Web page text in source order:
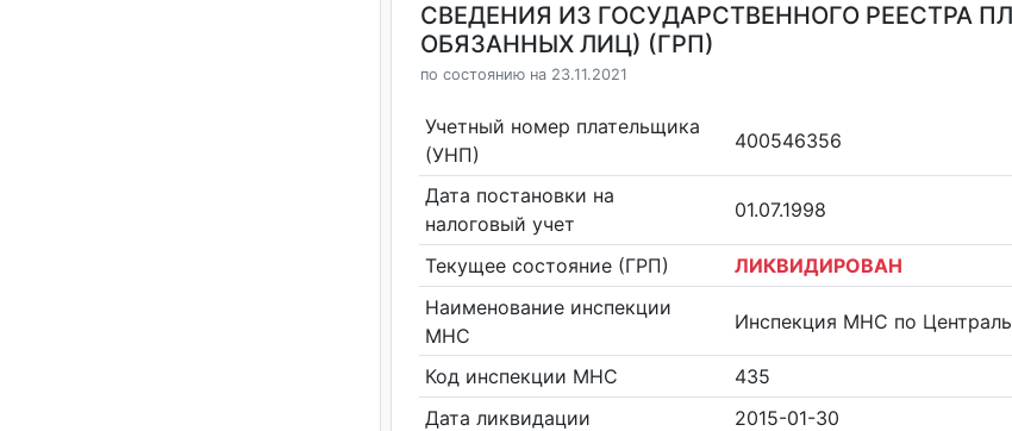
СВЕДЕНИЯ ИЗ ГОСУДАРСТВЕННОГО РЕЕСТРА
ОБЯЗАННЫХ ЛИЦ) (ГРП)
по состоянию на 23.11.2021
Учетный номер плательщика
(УНП)
400546356
Дата постановки на
налоговый учет
01.07.1998
Текущее состояние (ГРП)
ЛИКВИДИРОВАН
Наименование инспекции
МНС
Инспекция МНС по
Код инспекции МНС
435
Дата ликвидации
2015-01-30